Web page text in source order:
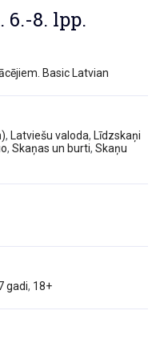
6.-8. lpp.
Basic Latvian
, Latviešu valoda, Līdzskaņi
, Skaņas un burti, Skaņu
gadi, 18+